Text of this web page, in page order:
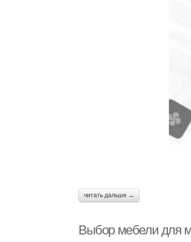
читать дальше →
Выбор мебели для